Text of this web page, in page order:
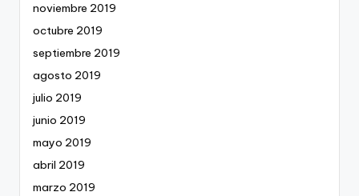
noviembre 2019
octubre 2019
septiembre 2019
agosto 2019
julio 2019
junio 2019
mayo 2019
abril 2019
marzo 2019